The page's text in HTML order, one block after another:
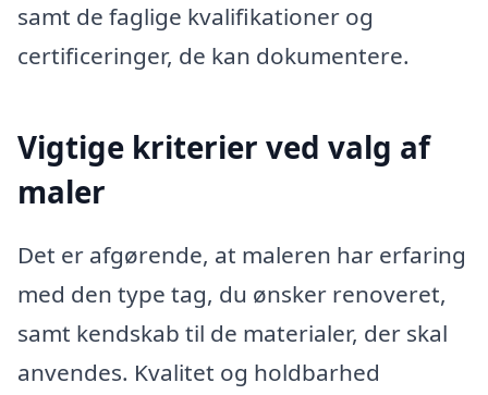
samt de faglige kvalifikationer og
certificeringer, de kan dokumentere.
Vigtige kriterier ved valg af
maler
Det er afgørende, at maleren har erfaring
med den type tag, du ønsker renoveret,
samt kendskab til de materialer, der skal
anvendes. Kvalitet og holdbarhed